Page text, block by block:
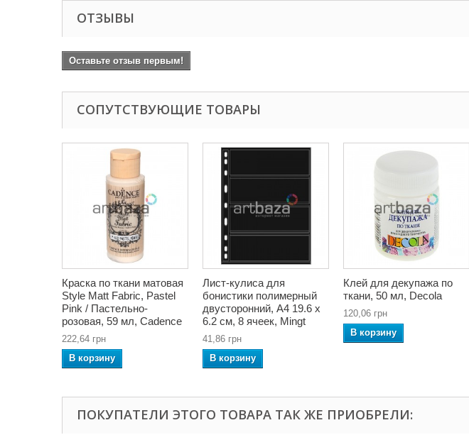
ОТЗЫВЫ
Оставьте отзыв первым!
СОПУТСТВУЮЩИЕ ТОВАРЫ
Краска по ткани матовая
Style Matt Fabric, Pastel
Pink / Пастельно-
розовая, 59 мл, Cadence
222,64 грн
В корзину
Лист-кулиса для
бонистики полимерный
двусторонний, А4 19.6 x
6.2 cм, 8 ячеек, Mingt
41,86 грн
В корзину
Клей для декупажа по
ткани, 50 мл, Decola
120,06 грн
В корзину
ПОКУПАТЕЛИ ЭТОГО ТОВАРА ТАК ЖЕ ПРИОБРЕЛИ: